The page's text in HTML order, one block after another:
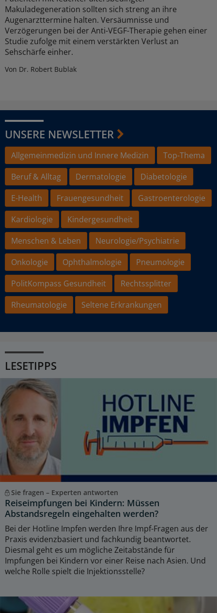
Makuladegeneration sollten sich streng an ihre
Augenarzttermine halten. Versäumnisse und
Verzögerungen bei der Anti-VEGF-Therapie gehen einer
Studie zufolge mit einem verstärkten Verlust an
Sehschärfe einher.
Von Dr. Robert Bublak
UNSERE NEWSLETTER
Allgemeinmedizin und Innere Medizin
Top-Thema
Beruf & Alltag
Dermatologie
Diabetologie
E-Health
Frauengesundheit
Gastroenterologie
Kardiologie
Kindergesundheit
Menschen & Leben
Neurologie/Psychiatrie
Onkologie
Ophthalmologie
Pneumologie
PolitKompass Gesundheit
Rechtssplitter
Rheumatologie
Seltene Erkrankungen
LESETIPPS
Sie fragen – Experten antworten
Reiseimpfungen bei Kindern: Müssen
Abstandsregeln eingehalten werden?
Bei der Hotline Impfen werden Ihre Impf-Fragen aus der
Praxis evidenzbasiert und fachkundig beantwortet.
Diesmal geht es um mögliche Zeitabstände für
Impfungen bei Kindern vor einer Reise nach Asien. Und
welche Rolle spielt die Injektionsstelle?